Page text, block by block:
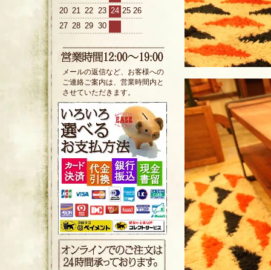
20 21 22 23 24 25 26
27 28 29 30
メールの返信など、お客様への
ご連絡ご案内は、営業時間内と
させていただきます。